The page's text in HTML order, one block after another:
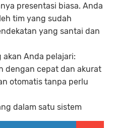
presentasi biasa. Anda
tim yang sudah
yang santai dan
Anda pelajari:
dengan cepat dan akurat
otomatis tanpa perlu
dalam satu sistem